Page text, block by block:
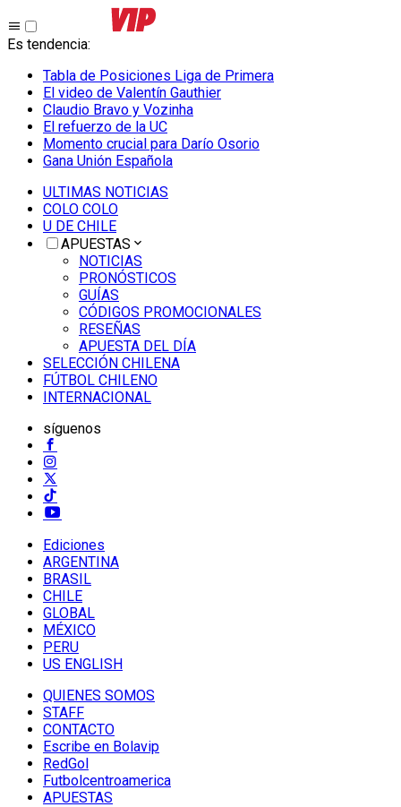
Es tendencia:
Tabla de Posiciones Liga de Primera
El video de Valentín Gauthier
Claudio Bravo y Vozinha
El refuerzo de la UC
Momento crucial para Darío Osorio
Gana Unión Española
ULTIMAS NOTICIAS
COLO COLO
U DE CHILE
APUESTAS
NOTICIAS
PRONÓSTICOS
GUÍAS
CÓDIGOS PROMOCIONALES
RESEÑAS
APUESTA DEL DÍA
SELECCIÓN CHILENA
FÚTBOL CHILENO
INTERNACIONAL
síguenos
Ediciones
ARGENTINA
BRASIL
CHILE
GLOBAL
MÉXICO
PERU
US ENGLISH
QUIENES SOMOS
STAFF
CONTACTO
Escribe en Bolavip
RedGol
Futbolcentroamerica
APUESTAS